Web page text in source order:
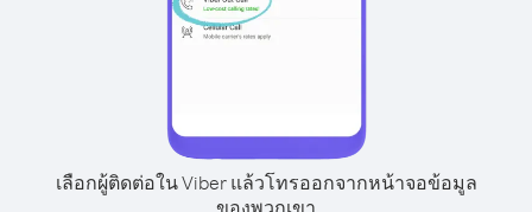
เลือกผู้ติดต่อใน Viber แล้วโทรออกจากหน้าจอข้อมูล
ของพวกเขา